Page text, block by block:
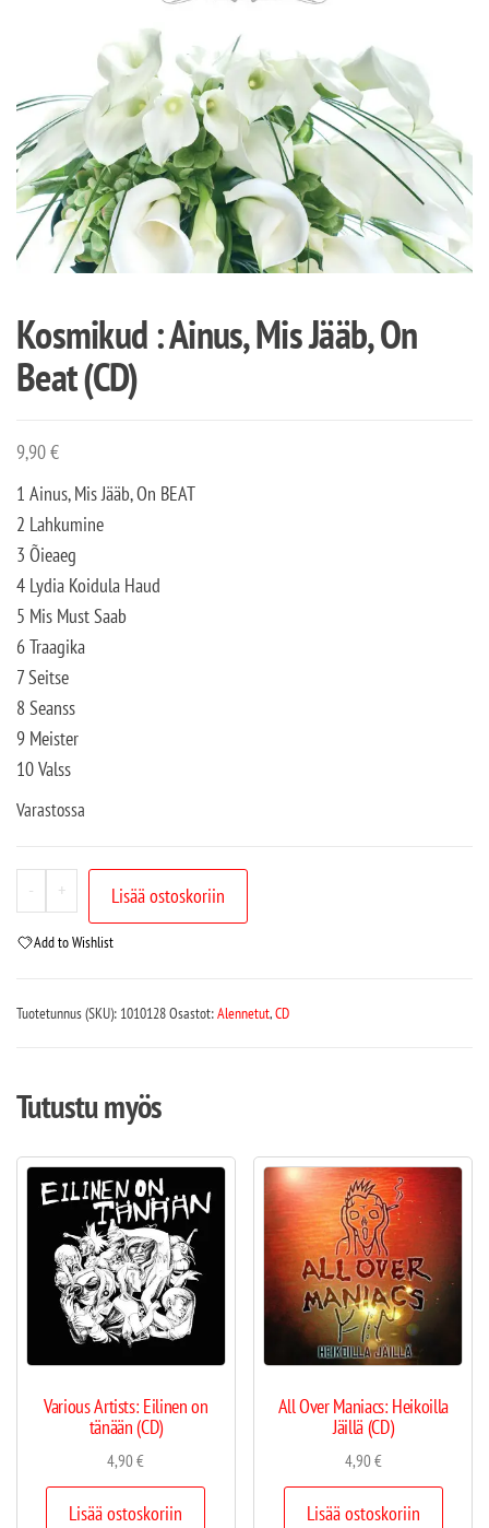
Kosmikud : Ainus, Mis Jääb, On
Beat (CD)
9,90€
1 Ainus, Mis Jääb, On BEAT
2 Lahkumine
3 Õieaeg
4 Lydia Koidula Haud
5 Mis Must Saab
6 Traagika
7 Seitse
8 Seanss
9 Meister
10 Valss
Varastossa
- + Lisää ostoskoriin
Add to Wishlist
Tuotetunnus (SKU): 1010128Osastot:Alennetut,CD
Tutustu myös
Various Artists: Eilinen on
tänään (CD)
4,90€
Lisää ostoskoriin
All Over Maniacs: Heikoilla
Jäillä (CD)
4,90€
Lisää ostoskoriin